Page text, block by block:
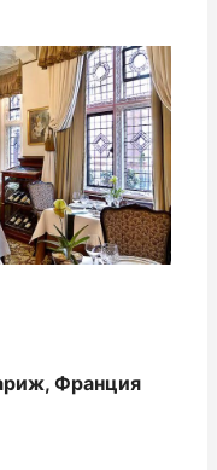
Франция